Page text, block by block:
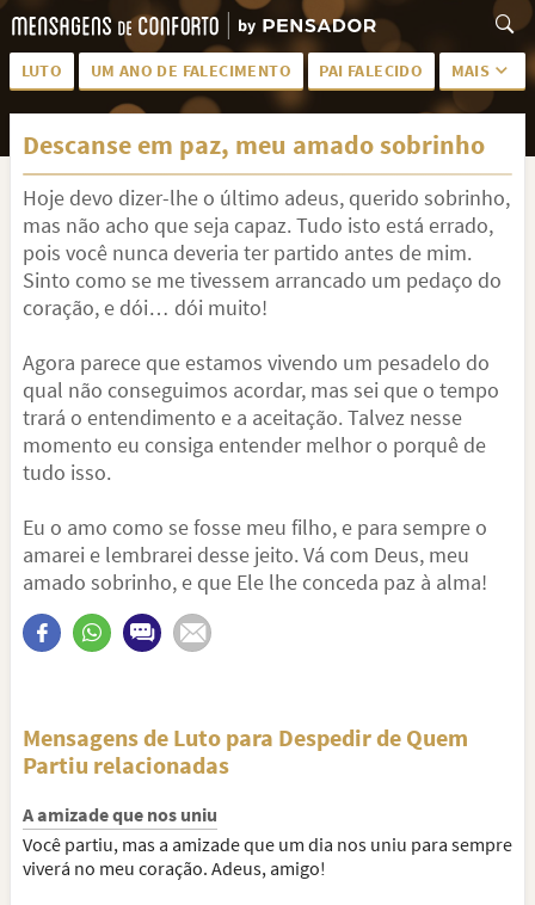
LUTO UM ANO DE FALECIMENTO PAI FALECIDO MAIS
LUTO PARA AMIGA PALAVRAS
SAUDADES DA MÃE
PÊSAMES PARA AMIGA DESCANSE EM PAZ
MEUS SENTIMENTOS PÊSAMES PARA AMIGO
FRASES DE LUTO PARA AMIGO FIM DE NAMORO
Descanse em paz, meu amado sobrinho
Hoje devo dizer-lhe o último adeus, querido sobrinho,
mas não acho que seja capaz. Tudo isto está errado,
pois você nunca deveria ter partido antes de mim.
Sinto como se me tivessem arrancado um pedaço do
coração, e dói… dói muito!
Agora parece que estamos vivendo um pesadelo do
qual não conseguimos acordar, mas sei que o tempo
trará o entendimento e a aceitação. Talvez nesse
momento eu consiga entender melhor o porquê de
tudo isso.
Eu o amo como se fosse meu filho, e para sempre o
amarei e lembrarei desse jeito. Vá com Deus, meu
amado sobrinho, e que Ele lhe conceda paz à alma!
Mensagens de Luto para Despedir de Quem
Partiu relacionadas
A amizade que nos uniu
Você partiu, mas a amizade que um dia nos uniu para sempre
viverá no meu coração. Adeus, amigo!